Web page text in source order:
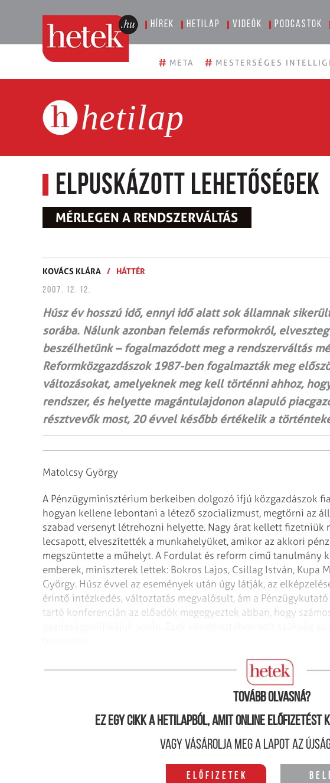
Hírek Hetilap Videók Podcastok
# META # MESTERSÉGES
hetilap
Elpuskázott lehetőségek
MÉRLEGEN A RENDSZERVÁLTÁS
KOVÁCS KLÁRA / HÁTTÉR
2007. 12. 12.
Húsz év hosszú idő, ennyi idő alatt sok államnak
sorába. Nálunk azonban felemás reformokról,
beszélhetünk – fogalmazódott meg a rendszerváltás
Reformközgazdászok 1987-ben fogalmazták meg
változásokat, amelyeknek meg kell történni ahhoz,
rendszer, és helyette magántulajdonon alapuló
résztvevők most, 20 évvel később értékelik a
Matolcsy György
A Pénzügyminisztérium berkeiben dolgozó ifjú közgazdászok
hogyan kellene lebontani a létező szocializmust, megtörni az
szabad versenyt létrehozni helyette. Nagy árat kellett fizetniük
lecsapott, elveszítették a munkahelyüket, amikor az akkori
megszüntette a műhelyt. A Fordulat és reform című tanulmány
emberek, miniszterek lettek: Bokros Lajos, Csillag István, Kupa
György. Húsz évvel az események után úgy látják, az
érintő intézkedés, változtatás megvalósult, ám a
tartó konferencián az előadók megegyeztek abban, hogy
Csillag István
Tovább olvasná?
Ez egy cikk a hetilapból, amit online előfizetést
Vagy vásárolja meg a lapot az
Előfizetek